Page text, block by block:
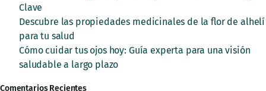
Clave
Descubre las propiedades medicinales de la flor de alhelí
para tu salud
Cómo cuidar tus ojos hoy: Guía experta para una visión
saludable a largo plazo
Comentarios Recientes